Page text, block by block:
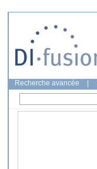
Recherche avancée